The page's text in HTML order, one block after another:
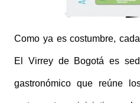
Como ya es costumbre,
El Virrey de Bogotá es
gastronómico que reúne